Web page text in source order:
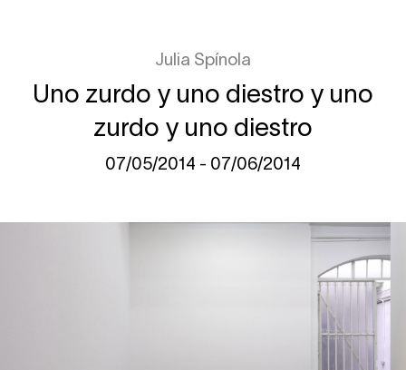
Julia Spínola
Uno zurdo y uno diestro y uno
zurdo y uno diestro
07/05/2014 - 07/06/2014